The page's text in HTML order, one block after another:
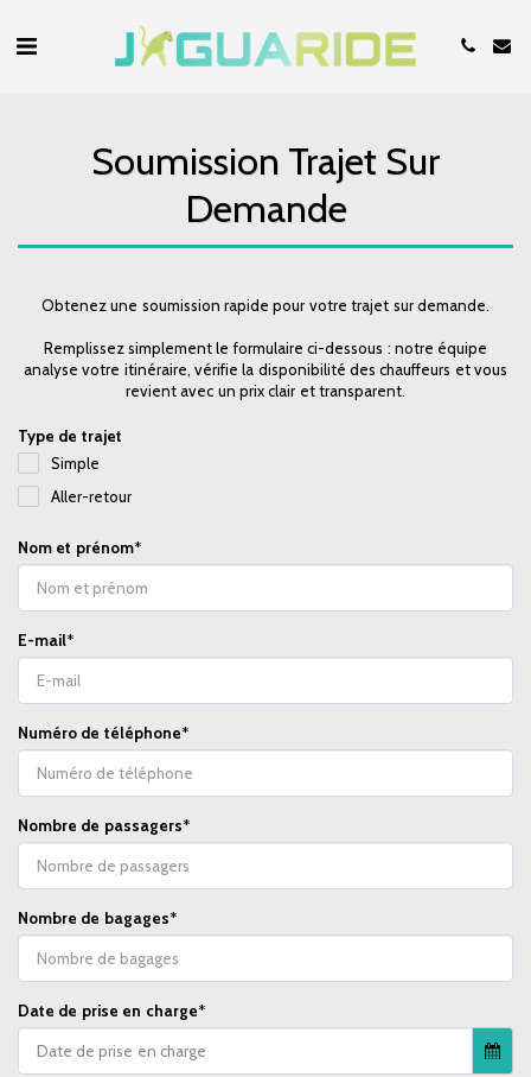
Soumission Trajet Sur
Demande
Obtenez une soumission rapide pour votre trajet sur demande.
Remplissez simplement le formulaire ci-dessous : notre équipe
analyse votre itinéraire, vérifie la disponibilité des chauffeurs et vous
revient avec un prix clair et transparent.
Type de trajet
Simple
Aller-retour
Nom et prénom*
E-mail*
Numéro de téléphone*
Nombre de passagers*
Nombre de bagages*
Date de prise en charge*
Date de prise en charge